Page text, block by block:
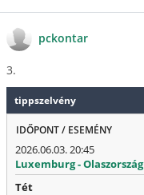
pckontar
3.
tippszelvény
IDŐPONT / ESEMÉNY
2026.06.03. 20:45
Luxemburg - Olaszország
Tét